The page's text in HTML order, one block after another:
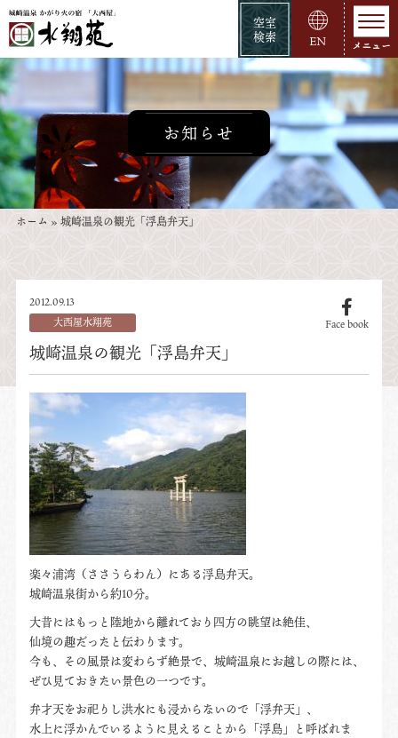
空室
検索
EN
お知らせ
ホーム » 城崎温泉の観光「浮島弁天」
2012.09.13
大西屋水翔苑
Face book
城崎温泉の観光「浮島弁天」
楽々浦湾（ささうらわん）にある浮島弁天。
城崎温泉街から約10分。
大昔にはもっと陸地から離れており四方の眺望は絶佳、
仙境の趣だったと伝わります。
今も、その風景は変わらず絶景で、城崎温泉にお越しの際には、
ぜひ見ておきたい景色の一つです。
弁才天をお祀りし洪水にも浸からないので「浮弁天」、
水上に浮かんでいるように見えることから「浮島」と呼ばれま